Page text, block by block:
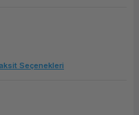
PC
Seçenekleri